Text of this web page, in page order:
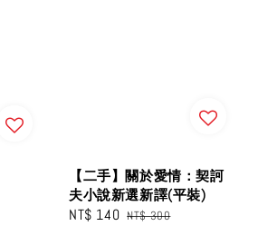
【二手】關於愛情：契訶
夫小說新選新譯(平裝)
Sale
NT$ 140 Regular
NT$ 300